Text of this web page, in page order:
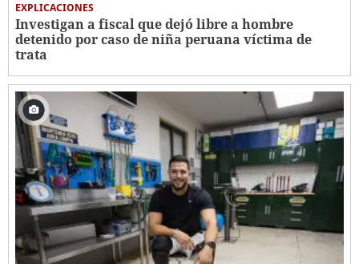
EXPLICACIONES
Investigan a fiscal que dejó libre a hombre
detenido por caso de niña peruana víctima de
trata